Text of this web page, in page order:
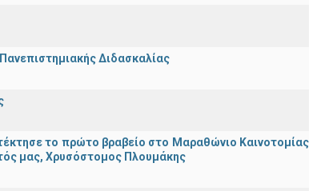
Διδασκαλίας
το πρώτο βραβείο στο Μαραθώνιο Καινοτομίας
μας, Χρυσόστομος Πλουμάκης